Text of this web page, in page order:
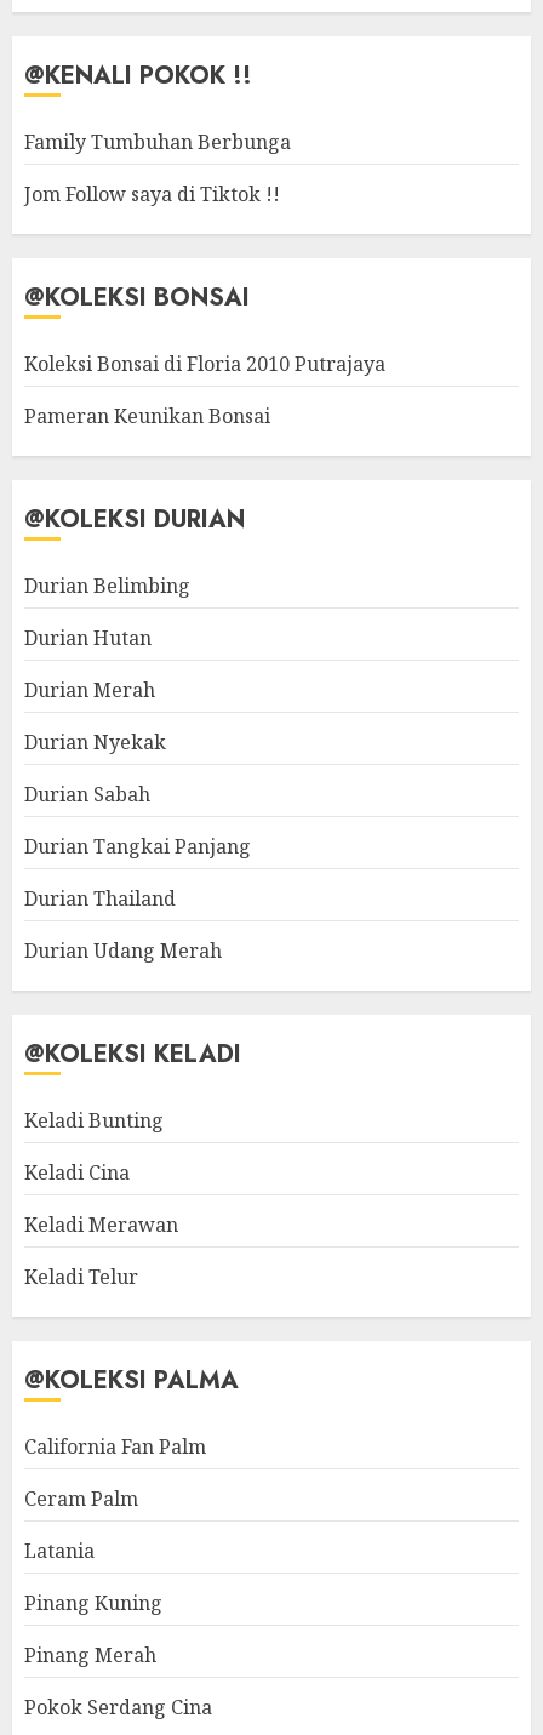
@KENALI POKOK !!
Family Tumbuhan Berbunga
Jom Follow saya di Tiktok !!
@KOLEKSI BONSAI
Koleksi Bonsai di Floria 2010 Putrajaya
Pameran Keunikan Bonsai
@KOLEKSI DURIAN
Durian Belimbing
Durian Hutan
Durian Merah
Durian Nyekak
Durian Sabah
Durian Tangkai Panjang
Durian Thailand
Durian Udang Merah
@KOLEKSI KELADI
Keladi Bunting
Keladi Cina
Keladi Merawan
Keladi Telur
@KOLEKSI PALMA
California Fan Palm
Ceram Palm
Latania
Pinang Kuning
Pinang Merah
Pokok Serdang Cina